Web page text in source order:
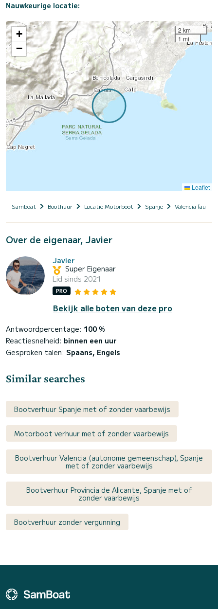
Nauwkeurige locatie:
+
−
2 km
1 mi
Leaflet
Samboat Boothuur Locatie Motorboot Spanje Valencia
Over de eigenaar, Javier
Javier
Super Eigenaar
Lid sinds 2021
PRO
Bekijk alle boten van deze pro
Antwoordpercentage: 100 %
Reactiesnelheid: binnen een uur
Gesproken talen: Spaans, Engels
Similar searches
Bootverhuur Spanje met of zonder vaarbewijs
Motorboot verhuur met of zonder vaarbewijs
Bootverhuur Valencia (autonome gemeenschap), Spanje
met of zonder vaarbewijs
Bootverhuur Provincia de Alicante, Spanje met of
zonder vaarbewijs
Bootverhuur zonder vergunning